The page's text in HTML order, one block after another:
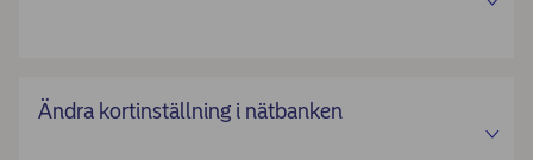
Ändra kortinställning i nätbanken